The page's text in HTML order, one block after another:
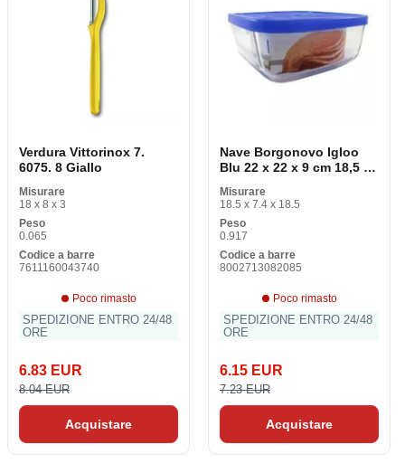
Verdura Vittorinox 7.
6075. 8 Giallo
Misurare
18 x 8 x 3
Peso
0.065
Codice a barre
7611160043740
Poco rimasto
SPEDIZIONE ENTRO 24/48
ORE
6.83 EUR
8.04 EUR
Acquistare
Nave Borgonovo Igloo
Blu 22 x 22 x 9 cm 18,5 x
Misurare
18.5 x 7.4 x 18.5
Peso
0.917
Codice a barre
8002713082085
Poco rimasto
SPEDIZIONE ENTRO 24/48
ORE
6.15 EUR
7.23 EUR
Acquistare